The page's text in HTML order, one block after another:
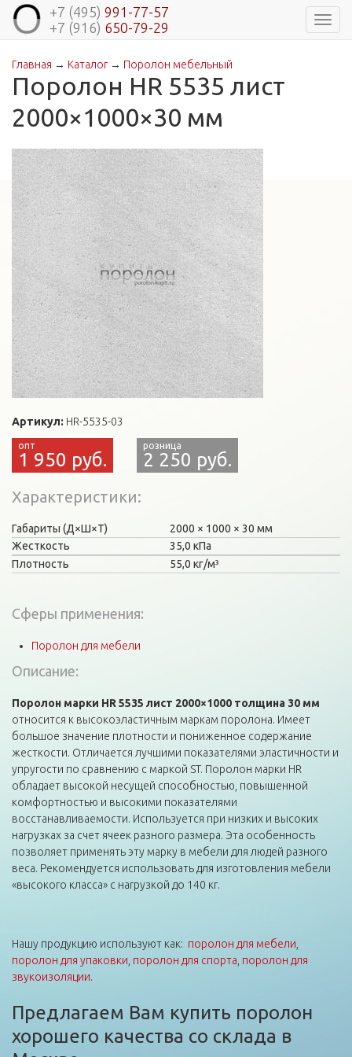
+7 (495) 991-77-57
+7 (916) 650-79-29
Вы здесь
Главная → Каталог→ Поролон мебельный
Поролон HR 5535 лист
2000×1000×30 мм
Артикул: HR-5535-03
1 950 руб. 2 250 руб.
Характеристики
Габариты (Д×Ш×Т) 2000 1000
30 мм
Жесткость
35,0 кПа
Плотность
55,0 кг/м³
Сферы применения:
Поролон для мебели
Описание:
Поролон марки HR 5535 лист 2000×1000 толщина 30 мм
относится к высокоэластичным маркам поролона. Имеет
большое значение плотности и пониженное содержание
жесткости. Отличается лучшими показателями эластичности и
упругости по сравнению с маркой ST. Поролон марки HR
обладает высокой несущей способностью, повышенной
комфортностью и высокими показателями
восстанавливаемости. Используется при низких и высоких
нагрузках за счет ячеек разного размера. Эта особенность
позволяет применять эту марку в мебели для людей разного
веса. Рекомендуется использовать для изготовления мебели
«высокого класса» с нагрузкой до 140 кг.
Нашу продукцию используют как: поролон для мебели
поролон для упаковки поролон для спорта поролон для
звукоизоляции.
Предлагаем Вам купить поролон
хорошего качества со склада в